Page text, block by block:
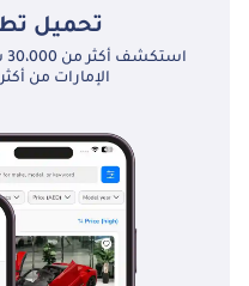
تحميل
الإمارات من أكثر من 350